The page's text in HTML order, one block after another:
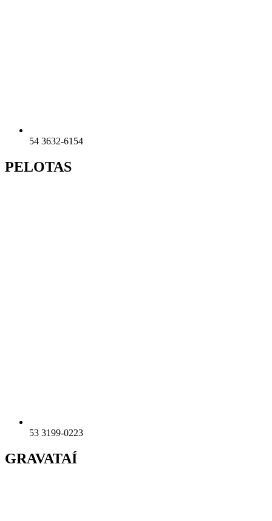
54 3632-6154
PELOTAS
53 3199-0223
GRAVATAÍ